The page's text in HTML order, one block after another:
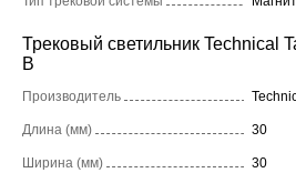
Трековый светильник Technical
B
Производитель
Длина (мм) 30
Ширина (мм) 30